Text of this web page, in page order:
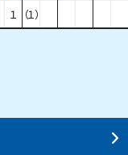
１ （１）